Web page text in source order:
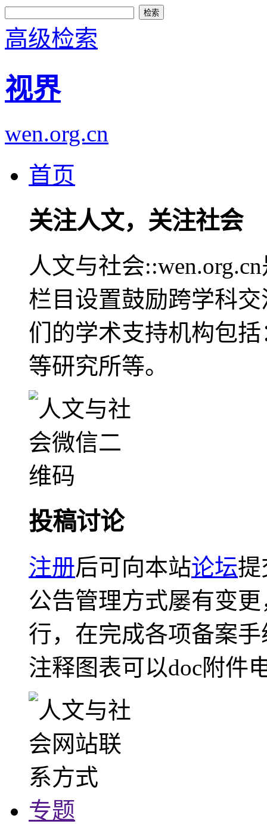
高级检索
视界
wen.org.cn
首页
关注人文，关注社会
人文与社会
栏目设置鼓励跨学科
们的学术支持机构包
等研究所等。
投稿讨论
注册后可向本站论坛提
公告管理方式屡有变
行，在完成各项备案
注释图表可以doc附件
专题